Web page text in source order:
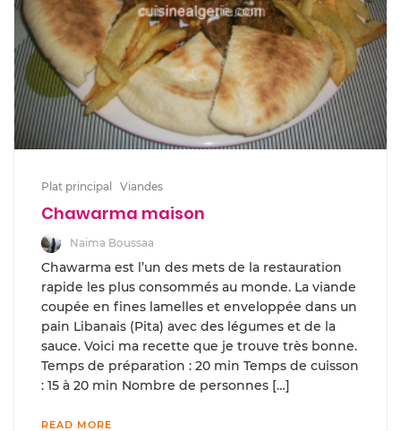
Plat principal Viandes
Chawarma maison
Naima Boussaa
Chawarma est l’un des mets de la restauration
rapide les plus consommés au monde. La viande
coupée en fines lamelles et enveloppée dans un
pain Libanais (Pita) avec des légumes et de la
sauce. Voici ma recette que je trouve très bonne.
Temps de préparation : 20 min Temps de cuisson
: 15 à 20 min Nombre de personnes […]
READ MORE